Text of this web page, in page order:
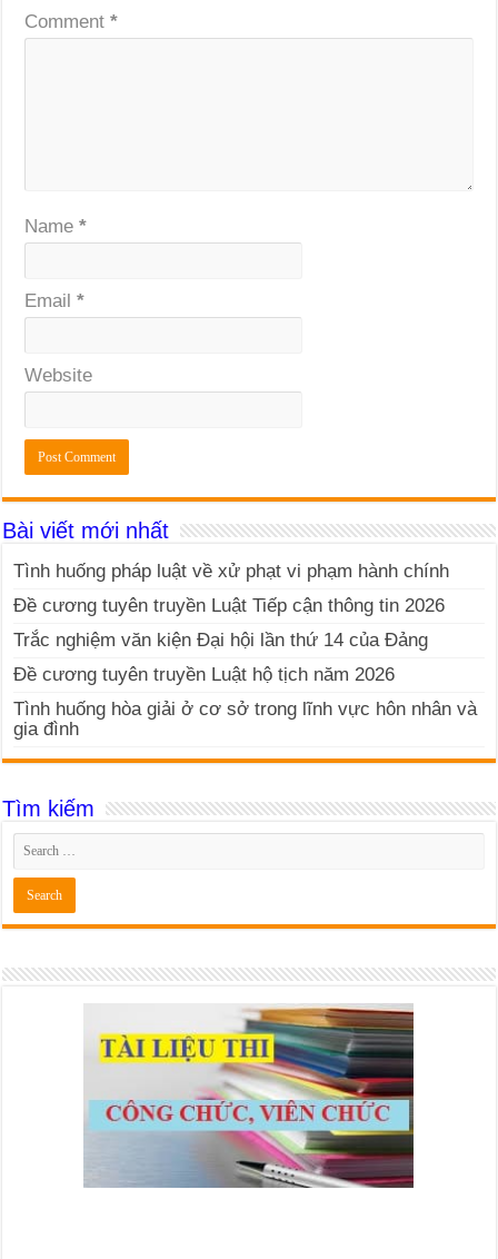
Comment*
Name*
Email*
Website
Bài viết mới nhất
Tình huống pháp luật về xử phạt vi phạm hành chính
Đề cương tuyên truyền Luật Tiếp cận thông tin 2026
Trắc nghiệm văn kiện Đại hội lần thứ 14 của Đảng
Đề cương tuyên truyền Luật hộ tịch năm 2026
Tình huống hòa giải ở cơ sở trong lĩnh vực hôn nhân và
gia đình
Tìm kiếm